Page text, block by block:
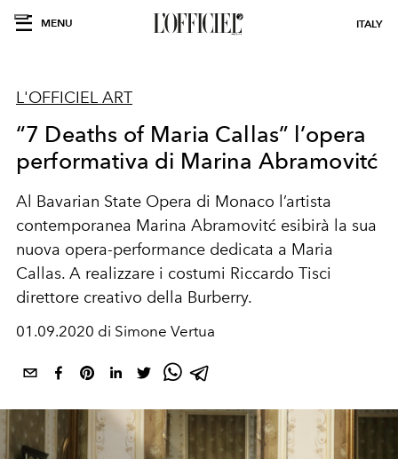
MENU ITALY
L'OFFICIEL ART
“7 Deaths of Maria Callas” l’opera
performativa di Marina Abramovitć
Al Bavarian State Opera di Monaco l’artista
contemporanea Marina Abramovitć esibirà la sua
nuova opera-performance dedicata a Maria
Callas. A realizzare i costumi Riccardo Tisci
direttore creativo della Burberry.
01.09.2020 di Simone Vertua